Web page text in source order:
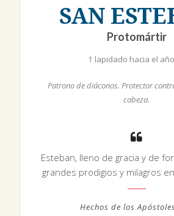
SAN
Protomártir
† lapidado hacia el
Patrono de diáconos. Protector
cabeza.
Esteban, lleno de gracia y de
grandes prodigios y milagros
Hechos de los